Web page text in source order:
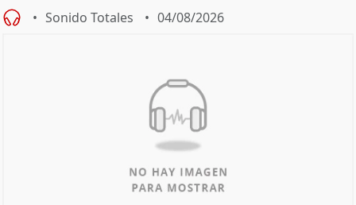
Sonido Totales 04/08/2026